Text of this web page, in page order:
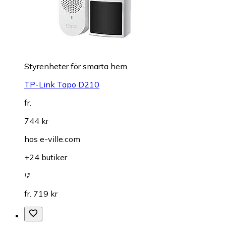
Styrenheter för smarta hem
TP-Link Tapo D210
fr.
744 kr
hos e-ville.com
+24 butiker
fr. 719 kr